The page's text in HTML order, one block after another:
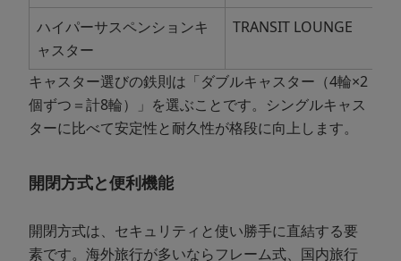
ハイパーサスペンションキ
ャスター
TRANSIT LOUNGE
キャスター選びの鉄則は「ダブルキャスター（4輪×2
個ずつ＝計8輪）」を選ぶことです。シングルキャス
ターに比べて安定性と耐久性が格段に向上します。
開閉方式と便利機能
開閉方式は、セキュリティと使い勝手に直結する要
素です。海外旅行が多いならフレーム式、国内旅行